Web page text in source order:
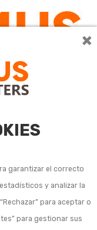
×
garantizar el correcto
y analizar la
para aceptar o
para gestionar sus